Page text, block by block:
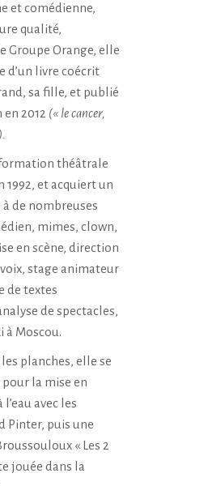
et comédienne,
qualité,
Groupe Orange, elle
d’un livre coécrit
sa fille, et publié
2012 (« le cancer,
théâtrale
1992, et acquiert un
de nombreuses
mimes, clown,
en scène, direction
stage animateur
de textes
de spectacles,
à Moscou.
planches, elle se
la mise en
avec les
Pinter, puis une
« Les 2
jouée dans la